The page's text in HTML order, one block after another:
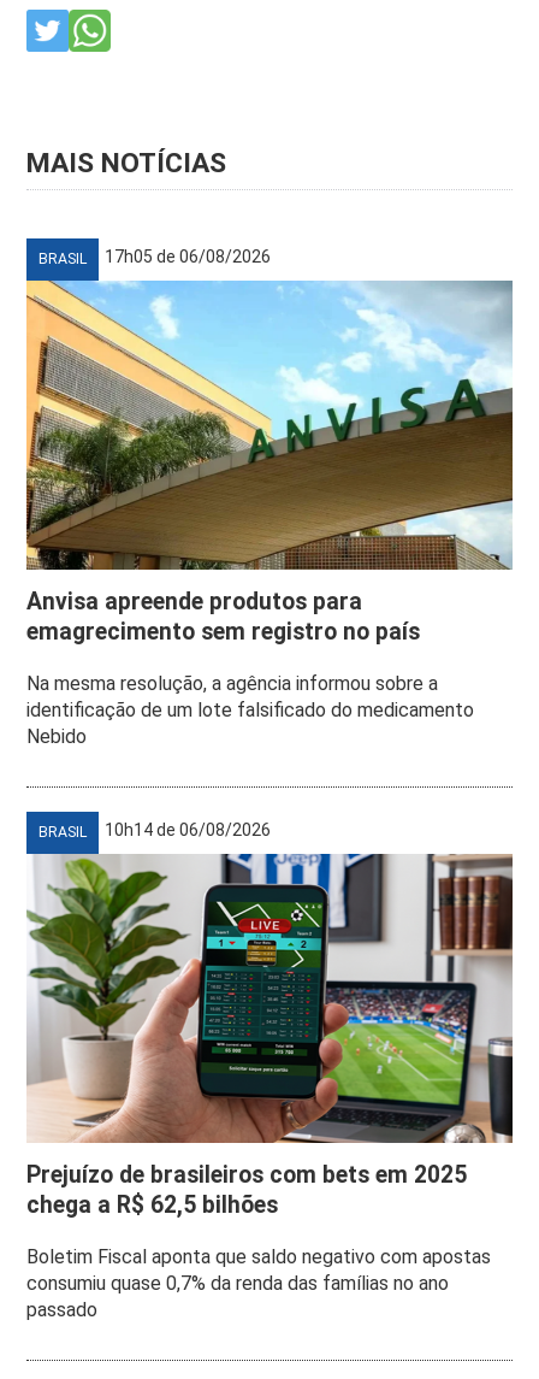
MAIS NOTÍCIAS
BRASIL 17h05 de 06/08/2026
Anvisa apreende produtos para
emagrecimento sem registro no país
Na mesma resolução, a agência informou sobre a
identificação de um lote falsificado do medicamento
Nebido
BRASIL 10h14 de 06/08/2026
Prejuízo de brasileiros com bets em 2025
chega a R$ 62,5 bilhões
Boletim Fiscal aponta que saldo negativo com apostas
consumiu quase 0,7% da renda das famílias no ano
passado